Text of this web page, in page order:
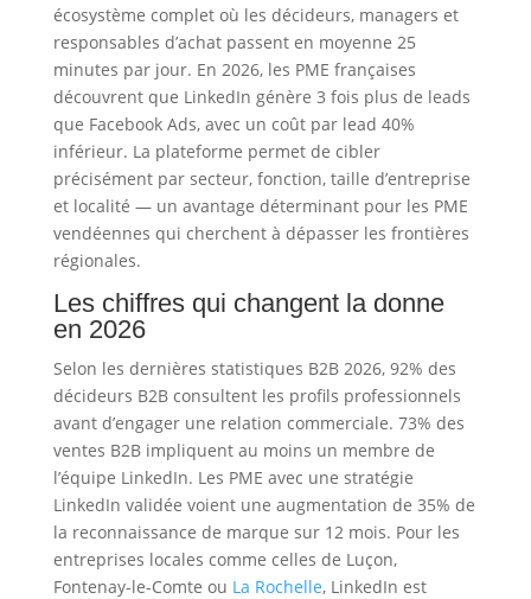
écosystème complet où les décideurs, managers et
responsables d’achat passent en moyenne 25
minutes par jour. En 2026, les PME françaises
découvrent que LinkedIn génère 3 fois plus de leads
que Facebook Ads, avec un coût par lead 40%
inférieur. La plateforme permet de cibler
précisément par secteur, fonction, taille d’entreprise
et localité — un avantage déterminant pour les PME
vendéennes qui cherchent à dépasser les frontières
régionales.
Les chiffres qui changent la donne
en 2026
Selon les dernières statistiques B2B 2026, 92% des
décideurs B2B consultent les profils professionnels
avant d’engager une relation commerciale. 73% des
ventes B2B impliquent au moins un membre de
l’équipe LinkedIn. Les PME avec une stratégie
LinkedIn validée voient une augmentation de 35% de
la reconnaissance de marque sur 12 mois. Pour les
entreprises locales comme celles de Luçon,
Fontenay-le-Comte ou La Rochelle, LinkedIn est